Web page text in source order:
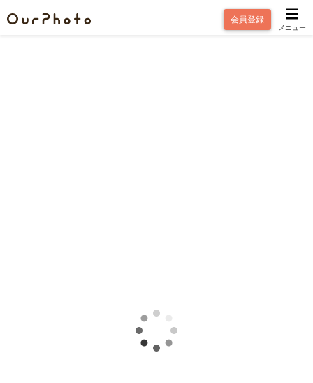
会員登録
メニュー